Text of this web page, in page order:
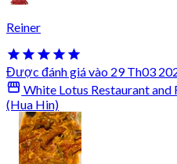
Reiner
Được đánh giá vào 29 Th03
White Lotus Restaurant
(Hua Hin)